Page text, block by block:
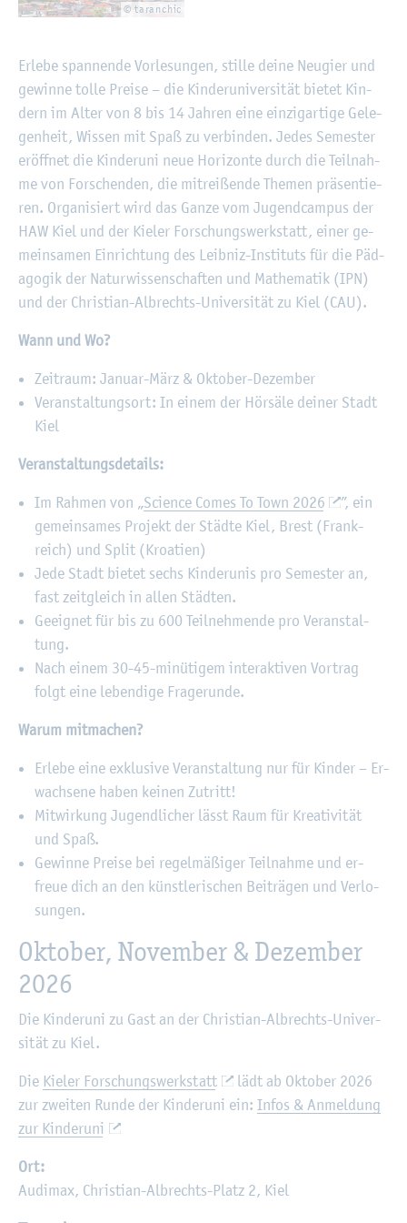
© ta­ran­chic
Er­le­be span­nen­de Vor­le­sun­gen, stil­le deine Neu­gier und
ge­win­ne tolle Prei­se – die Kin­der­uni­ver­si­tät bie­tet Kin­
dern im Alter von 8 bis 14 Jah­ren eine ein­zig­ar­ti­ge Ge­le­
gen­heit, Wis­sen mit Spaß zu ver­bin­den. Jedes Se­mes­ter
er­öff­net die Kin­der­uni neue Ho­ri­zon­te durch die Teil­nah­
me von For­schen­den, die mit­rei­ßen­de The­men prä­sen­tie­
ren. Or­ga­ni­siert wird das Ganze vom Ju­gend­cam­pus der
HAW Kiel und der Kie­ler For­schungs­werk­statt, einer ge­
mein­sa­men Ein­rich­tung des Leib­niz-In­sti­tuts für die Päd­
ago­gik der Na­tur­wis­sen­schaf­ten und Ma­the­ma­tik (IPN)
und der Chris­ti­an-Al­brechts-Uni­ver­si­tät zu Kiel (CAU).
Wann und Wo?
Zeit­raum: Ja­nu­ar-März & Ok­to­ber-De­zem­ber
Ver­an­stal­tungs­ort: In einem der Hör­sä­le dei­ner Stadt
Kiel
Ver­an­stal­tungs­de­tails:
Im Rah­men von „Sci­ence Comes To Town 2026
”, ein
ge­mein­sa­mes Pro­jekt der Städ­te Kiel, Brest (Frank­
reich) und Split (Kroa­ti­en)
Jede Stadt bie­tet sechs Kin­der­unis pro Se­mes­ter an,
fast zeit­gleich in allen Städ­ten.
Ge­eig­net für bis zu 600 Teil­neh­men­de pro Ver­an­stal­
tung.
Nach einem 30-45-mi­nü­ti­gem in­ter­ak­ti­ven Vor­trag
folgt eine le­ben­di­ge Fra­ge­run­de.
Warum mit­ma­chen?
Er­le­be eine ex­klu­si­ve Ver­an­stal­tung nur für Kin­der – Er­
wach­se­ne haben kei­nen Zu­tritt!
Mit­wir­kung Ju­gend­li­cher lässt Raum für Krea­ti­vi­tät
und Spaß.
Ge­win­ne Prei­se bei re­gel­mä­ßi­ger Teil­nah­me und er­
freue dich an den künst­le­ri­schen Bei­trä­gen und Ver­lo­
sun­gen.
Ok­to­ber, No­vem­ber & De­zem­ber
2026
Die Kin­der­uni zu Gast an der Chris­ti­an-Al­brechts-Uni­ver­
si­tät zu Kiel.
Die Kie­ler For­schungs­werk­statt
lädt ab Ok­to­ber 2026
zur zwei­ten Runde der Kin­der­uni ein: Infos & An­mel­dung
zur Kin­der­uni
Ort:
Au­di­max, Chris­ti­an-Al­brechts-Platz 2, Kiel